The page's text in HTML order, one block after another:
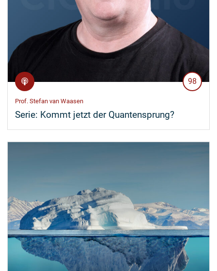
98
Prof. Stefan van Waasen
Serie: Kommt jetzt der Quantensprung?